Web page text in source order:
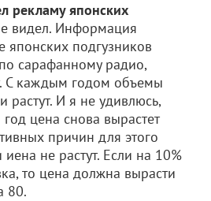
рекламу японских
видел. Информация
японских подгузников
сарафанному радио,
С каждым годом объемы
растут. И я не удивлюсь,
цена снова вырастет
причин для этого
не растут. Если на 10%
то цена должна вырасти
на 80.